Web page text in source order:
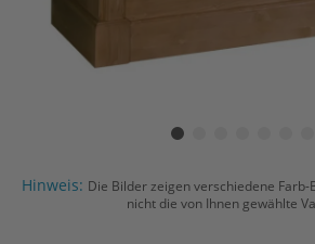
Hinweis: Die Bilder zeigen verschiedene
nicht die von Ihnen gewählte